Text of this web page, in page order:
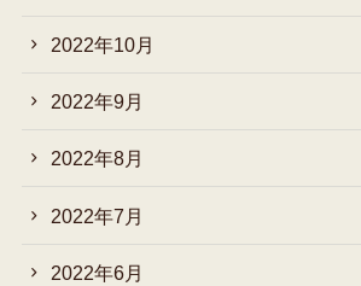
2022年10月
2022年9月
2022年8月
2022年7月
2022年6月